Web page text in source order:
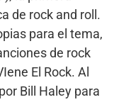
de rock and roll.
para el tema,
de rock
El Rock. Al
Bill Haley para